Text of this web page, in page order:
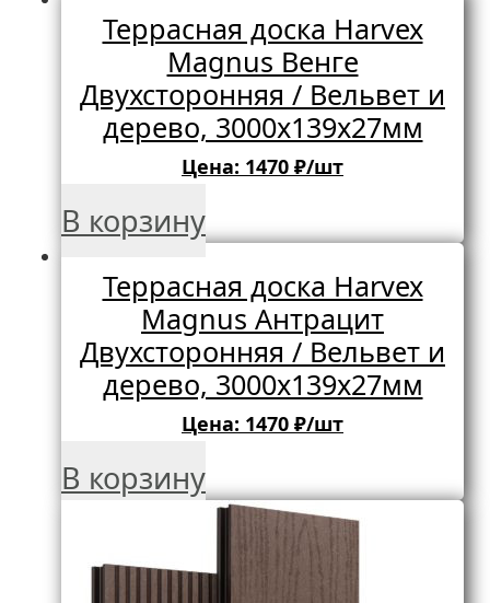
Террасная доска Harvex
Magnus Венге
Двухсторонняя / Вельвет и
дерево, 3000х139х27мм
Цена: 1470 ₽/шт
В корзину
Террасная доска Harvex
Magnus Антрацит
Двухсторонняя / Вельвет и
дерево, 3000х139х27мм
Цена: 1470 ₽/шт
В корзину